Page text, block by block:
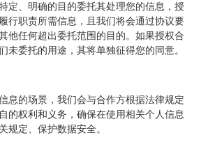
定、明确的目的委托其处理您的信息，授
行职责所需信息，且我们将会通过协议要
他任何超出委托范围的目的。如果授权合
未委托的用途，其将单独征得您的同意。
息的场景，我们会与合作方根据法律规定
的权利和义务，确保在使用相关个人信息
规定、保护数据安全。